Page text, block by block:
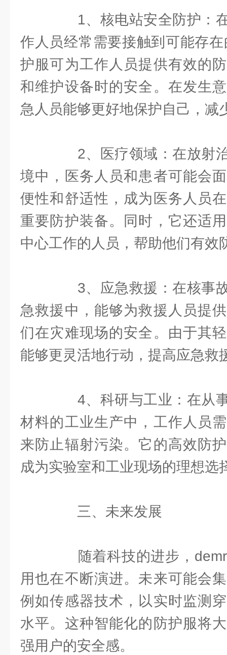
1、核电站安全防护：在
作人员经常需要接触到可能存
护服可为工作人员提供有效的
和维护设备时的安全。在发生
急人员能够更好地保护自己，减
2、医疗领域：在放射治
境中，医务人员和患者可能会
便性和舒适性，成为医务人员
重要防护装备。同时，它还适
中心工作的人员，帮助他们有效
3、应急救援：在核事故
急救援中，能够为救援人员提
们在灾难现场的安全。由于其
能够更灵活地行动，提高应急救
4、科研与工业：在从事
材料的工业生产中，工作人员
来防止辐射污染。它的高效防
成为实验室和工业现场的理想选
三、未来发展
随着科技的进步，
用也在不断演进。未来可能会
例如传感器技术，以实时监测
水平。这种智能化的防护服将
强用户的安全感。